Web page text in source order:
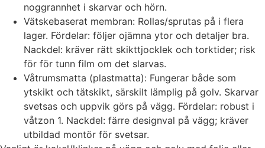
noggrannhet i skarvar och hörn.
Vätskebaserat membran: Rollas/sprutas på i flera
lager. Fördelar: följer ojämna ytor och detaljer bra.
Nackdel: kräver rätt skikttjocklek och torktider; risk
för för tunn film om det slarvas.
Våtrumsmatta (plastmatta): Fungerar både som
ytskikt och tätskikt, särskilt lämplig på golv. Skarvar
svetsas och uppvik görs på vägg. Fördelar: robust i
våtzon 1. Nackdel: färre designval på vägg; kräver
utbildad montör för svetsar.